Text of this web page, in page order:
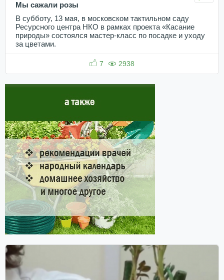
Мы сажали розы
В субботу, 13 мая, в московском тактильном саду
Ресурсного центра НКО в рамках проекта «Касание
природы» состоялся мастер-класс по посадке и уходу
за цветами.
7 2938